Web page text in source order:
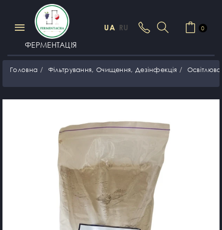
ФЕРМЕНТАЦІЯ
UA RU 0
Головна Фільтрування, Очищення, Дезінфекція